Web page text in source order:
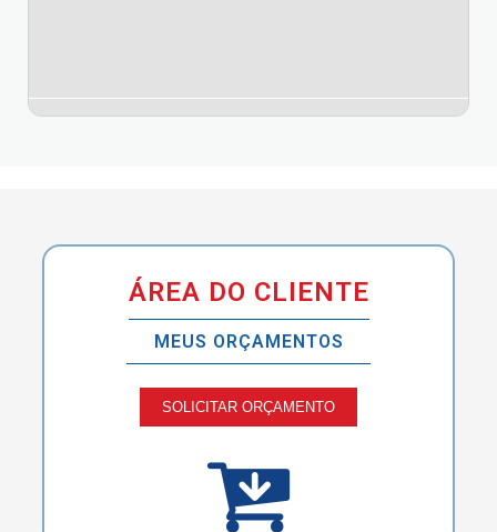
ÁREA DO CLIENTE
MEUS ORÇAMENTOS
SOLICITAR ORÇAMENTO